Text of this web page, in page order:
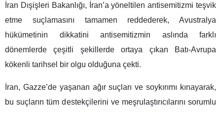
İran Dışişleri Bakanlığı, İran’a yöneltilen antisemitizmi teşvik
etme suçlamasını tamamen reddederek, Avustralya
hükümetinin dikkatini antisemitizmin aslında farklı
dönemlerde çeşitli şekillerde ortaya çıkan Batı-Avrupa
kökenli tarihsel bir olgu olduğuna çekti.
İran, Gazze’de yaşanan ağır suçları ve soykırımı kınayarak,
bu suçların tüm destekçilerini ve meşrulaştırıcılarını sorumlu